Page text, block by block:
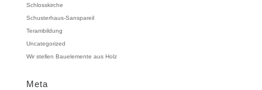
Schlosskirche
Schusterhaus-Sanspareil
Terambildung
Uncategorized
Wir stellen Bauelemente aus Holz
Meta